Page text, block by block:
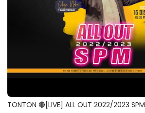
TONTON 🔴[LIVE] ALL OUT 2022/2023 SPM